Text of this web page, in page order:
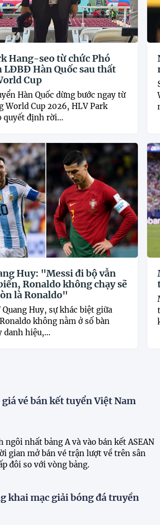
Hang-seo từ chức Phó
LĐBĐ Hàn Quốc sau thất
Cup
Hàn Quốc dừng bước ngay từ
World Cup 2026, HLV Park
quyết định rời...
Huy: "Messi đi bộ vẫn
Ronaldo không chạy sẽ
là Ronaldo"
Quang Huy, sự khác biệt giữa
không nằm ở số bàn
danh hiệu,...
vé bán kết tuyển Việt Nam
nhất bảng A và vào bán kết ASEAN
gian mở bán vé trận lượt về trên sân
đôi so với vòng bảng.
khai mạc giải bóng đá truyền